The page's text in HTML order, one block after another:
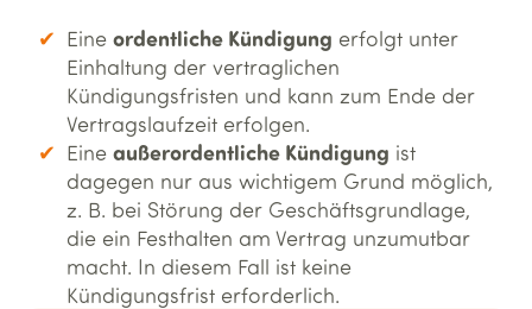
Eine ordentliche Kündigung erfolgt unter
Einhaltung der vertraglichen
Kündigungsfristen und kann zum Ende der
Vertragslaufzeit erfolgen.
Eine außerordentliche Kündigung ist
dagegen nur aus wichtigem Grund möglich,
z. B. bei Störung der Geschäftsgrundlage,
die ein Festhalten am Vertrag unzumutbar
macht. In diesem Fall ist keine
Kündigungsfrist erforderlich.